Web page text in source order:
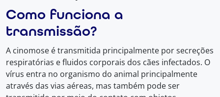
Como funciona a
transmissão?
A cinomose é transmitida principalmente por secreções
respiratórias e fluidos corporais dos cães infectados. O
vírus entra no organismo do animal principalmente
através das vias aéreas, mas também pode ser